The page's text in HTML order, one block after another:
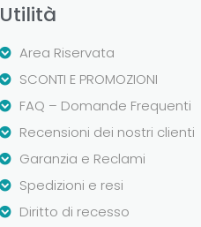
Utilità
Area Riservata
SCONTI E PROMOZIONI
FAQ – Domande Frequenti
Recensioni dei nostri clienti
Garanzia e Reclami
Spedizioni e resi
Diritto di recesso